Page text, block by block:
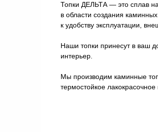
Топки ДЕЛЬТА — это сплав
в области создания
к удобству эксплуатации,
Наши топки принесут в ваш
интерьер.
Мы производим каминные
термостойкое